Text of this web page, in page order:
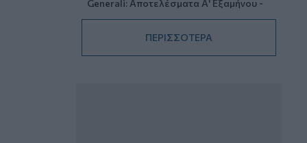
Generali: Αποτελέσματα Α' Εξαμήνου -
Εξαιρετική ανάπτυξη στα Λειτουργικά
Αποτελέσματα με συμβολή από όλες
τις επιχειρηματικές δραστηριότητες
ΠΕΡΙΣΣΟΤΕΡΑ